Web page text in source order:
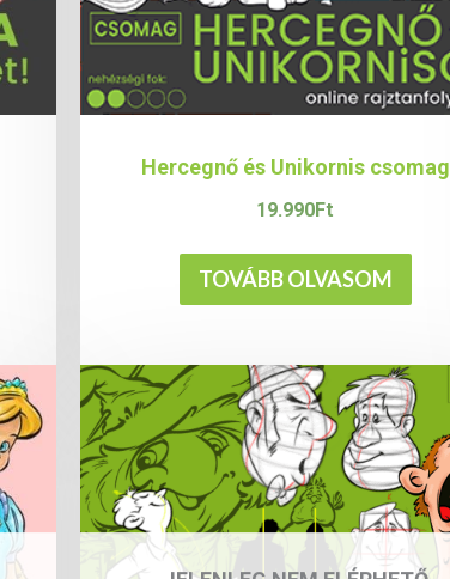
Hercegnő és Unikornis csomag
19.990Ft
TOVÁBB OLVASOM